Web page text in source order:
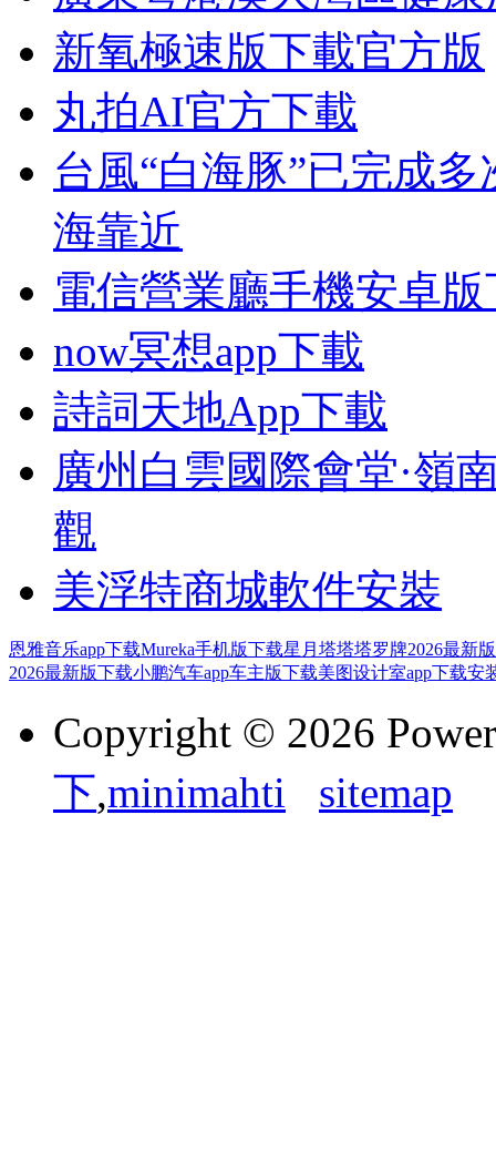
新氧極速版下載官方版
丸拍AI官方下載
台風“白海豚”已完成
海靠近
電信營業廳手機安卓
now冥想app下載
詩詞天地App下載
廣州白雲國際會堂·嶺
觀
美浮特商城軟件安裝
恩雅音乐app下载Mureka手机版下载星月塔塔塔罗牌2026最新
2026最新版下载小鹏汽车app车主版下载美图设计室app下载安
Copyright © 2026
下,minimahti sitemap